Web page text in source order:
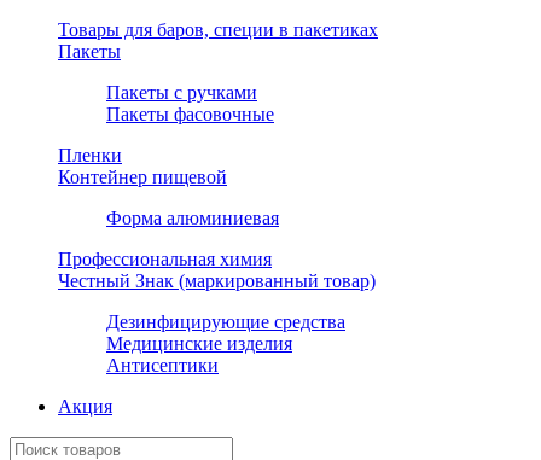
Товары для баров, специи в пакетиках
Пакеты
Пакеты с ручками
Пакеты фасовочные
Пленки
Контейнер пищевой
Форма алюминиевая
Профессиональная химия
Честный Знак (маркированный товар)
Дезинфицирующие средства
Медицинские изделия
Антисептики
Акция